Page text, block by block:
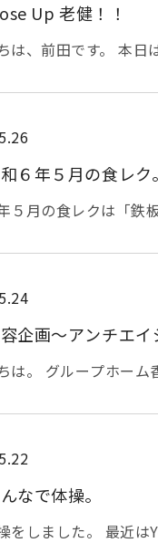
Up 老健！！
は、前田です。 本
ンケア】です。 こ
わたり掲載されました
、住民から信頼され
人の立ち上げに至る
策 等々・・・理事長
ります
ぜひ、ゆっくりとお読みください。 それでは、今日はこの
ーバンケア御厨 ア
多 アーバンサポート
ドこども園 アーバン
６年５月の食レク。
５月の食レクは「鉄
いう事で、次々とホ
ちろん、皆様ご自分
る時は皆様とても真剣でした。 それでは、今日は
で。 グループホー
企画～アンチエ
は。 グループホー
画は、化粧療法 と
生かした手法を用い
々日に使用する美容
日決行しました。 皆様の前に鏡や使用するク
備し、まずは除菌シ
なで体操。
をしました。 最近